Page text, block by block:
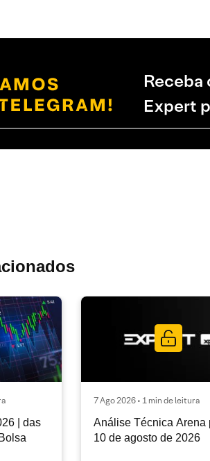
Expert
| das
7 Ago 2026 • 1 min de leitura
Análise Técnica Arena
10 de agosto de 2026